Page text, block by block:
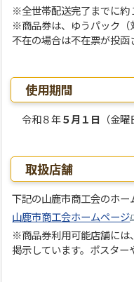
※全世帯配送完了までに約
※商品券は、ゆうパック（
不在の場合は不在票が投函
使用期間
令和８年５月１日 （金
取扱店舗
下記の山鹿市商工会のホー
山鹿市商工会ホームページ
※商品券利用可能店舗には
掲示しています。ポスター